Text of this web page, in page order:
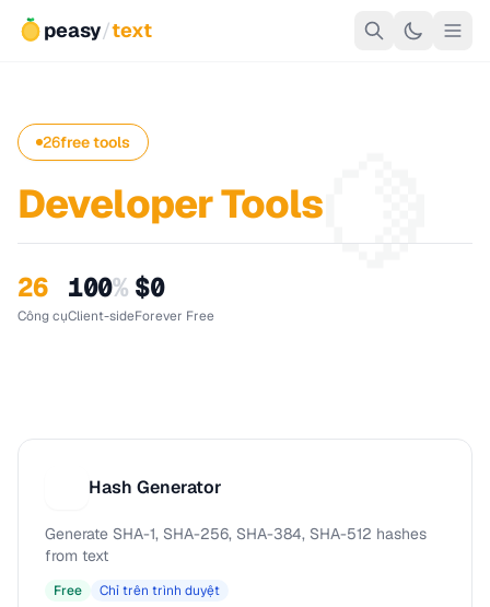
peasy/text
🍋
26free tools
Developer Tools
26
Công cụ
100%
Client-side
$0
Forever Free
Hash Generator
Generate SHA-1, SHA-256, SHA-384, SHA-512 hashes
from text
Free Chỉ trên trình duyệt